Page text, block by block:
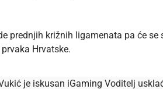
prednjih križnih ligamenata pa će
Hrvatske.
je iskusan iGaming Voditelj